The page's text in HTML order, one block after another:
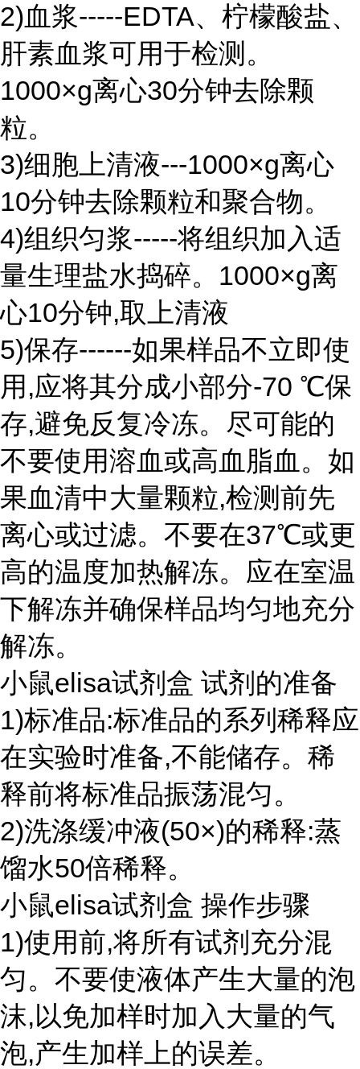
2)血浆-----EDTA、柠檬酸盐、
肝素血浆可用于检测。
1000×g离心30分钟去除颗
粒。
3)细胞上清液---1000×g离心
10分钟去除颗粒和聚合物。
4)组织匀浆-----将组织加入适
量生理盐水捣碎。1000×g离
心10分钟,取上清液
5)保存------如果样品不立即使
用,应将其分成小部分-70 ℃保
存,避免反复冷冻。尽可能的
不要使用溶血或高血脂血。如
果血清中大量颗粒,检测前先
离心或过滤。不要在37℃或更
高的温度加热解冻。应在室温
下解冻并确保样品均匀地充分
解冻。
小鼠elisa试剂盒 试剂的准备
1)标准品:标准品的系列稀释应
在实验时准备,不能储存。稀
释前将标准品振荡混匀。
2)洗涤缓冲液(50×)的稀释:蒸
馏水50倍稀释。
小鼠elisa试剂盒 操作步骤
1)使用前,将所有试剂充分混
匀。不要使液体产生大量的泡
沫,以免加样时加入大量的气
泡,产生加样上的误差。